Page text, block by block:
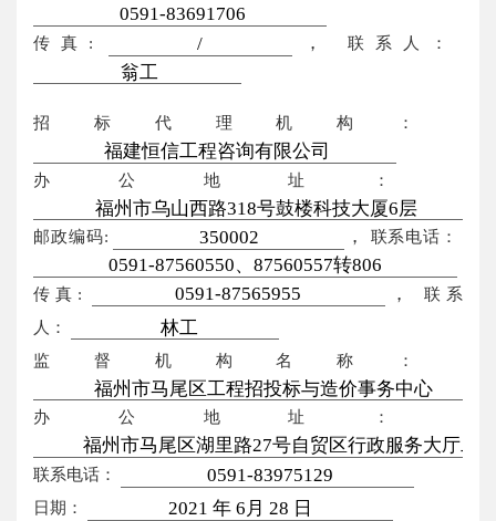
传真: ，联系人：
招标代理机构：
办公地址：
邮政编码: ， 联系电话：
传真: ， 联系
人：
监督机构名称：
办公地址：
联系电话：
日期：